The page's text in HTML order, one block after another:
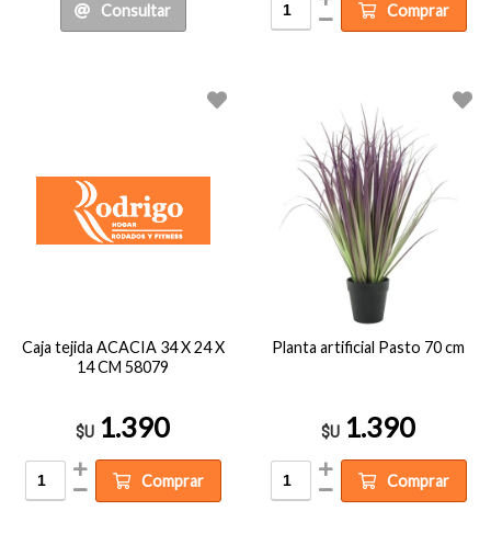
Consultar Comprar
Caja tejida ACACIA 34 X 24 X
14 CM 58079
$U 1.390
Comprar
Planta artificial Pasto 70 cm
$U 1.390
Comprar